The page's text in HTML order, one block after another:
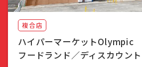
複合店
ハイパーマーケットOlympic
フードランド／ディスカウン